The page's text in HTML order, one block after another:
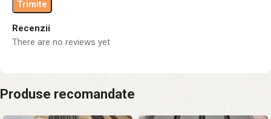
Recenzii
There are no reviews yet
Produse recomandate